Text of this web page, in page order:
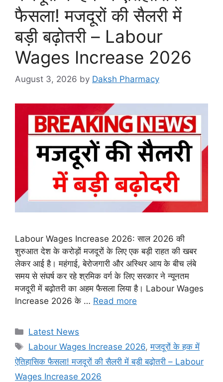
फैसला! मजदूरों की सैलरी में
बड़ी बढ़ोतरी – Labour
Wages Increase 2026
August 3, 2026 by Daksh Pharmacy
Labour Wages Increase 2026: साल 2026 की
शुरुआत देश के करोड़ों मजदूरों के लिए एक बड़ी राहत की खबर
लेकर आई है। महंगाई, बेरोजगारी और अस्थिर आय के बीच लंबे
समय से संघर्ष कर रहे श्रमिक वर्ग के लिए सरकार ने न्यूनतम
मजदूरी में बढ़ोतरी का अहम फैसला लिया है। Labour Wages
Increase 2026 के … Read more
Categories
Latest News
Tags
Labour Wages Increase 2026,मजदूरों के हक में
ऐतिहासिक फैसला! मजदूरों की सैलरी में बड़ी बढ़ोतरी – Labour
Wages Increase 2026